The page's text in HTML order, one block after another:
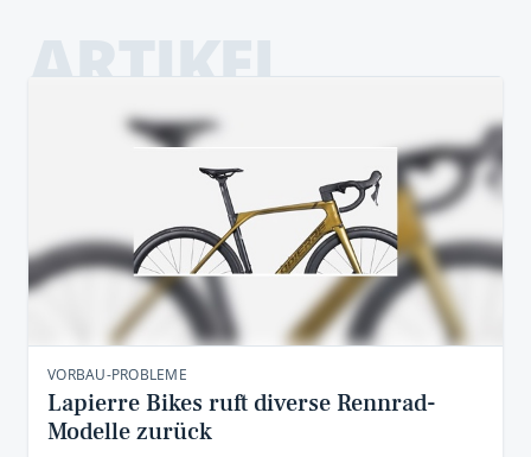
VORBAU-PROBLEME
Lapierre Bikes ruft diverse Rennrad-
Modelle zurück